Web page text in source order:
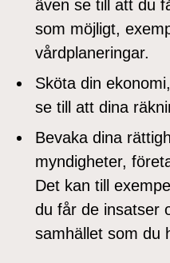
även se till att du
som möjligt,
vårdplaneringar.
Sköta din
se till att dina
Bevaka dina
myndigheter,
Det kan till
du får de insatser
samhället som du